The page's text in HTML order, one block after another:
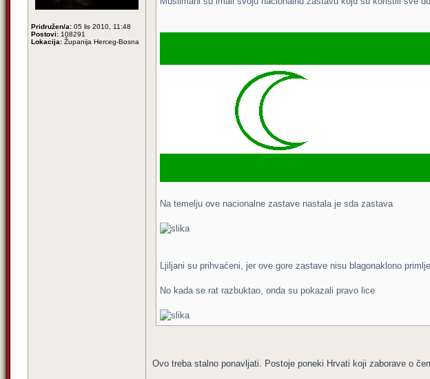
Pridružen/a: 05 lis 2010, 11:48
Postovi: 108291
Lokacija: Županija Herceg-Bosna
Na temelju ove nacionalne zastave nastala je sda zastava
Ljiljani su prihvaćeni, jer ove gore zastave nisu blagonaklono
No kada se rat razbuktao, onda su pokazali pravo lice
Ovo treba stalno ponavljati. Postoje poneki Hrvati koji zaborave o